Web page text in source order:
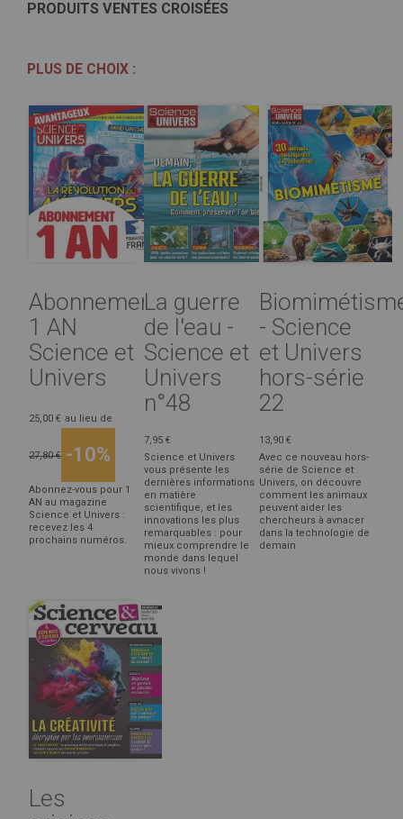
PRODUITS VENTES CROISÉES
PLUS DE CHOIX :
Abonnement
1 AN
Science et
Univers
25,00 € au lieu de
27,80 € -10%
Abonnez-vous pour 1
AN au magazine
Science et Univers :
recevez les 4
prochains numéros.
La guerre
de l'eau -
Science et
Univers
n°48
7,95 €
Science et Univers
vous présente les
dernières informations
en matière
scientifique, et les
innovations les plus
remarquables : pour
mieux comprendre le
monde dans lequel
nous vivons !
- Science
et Univers
hors-série
22
13,90 €
Avec ce nouveau hors-
série de Science et
Univers, on découvre
comment les animaux
peuvent aider les
chercheurs à avnacer
dans la technologie de
demain
Les